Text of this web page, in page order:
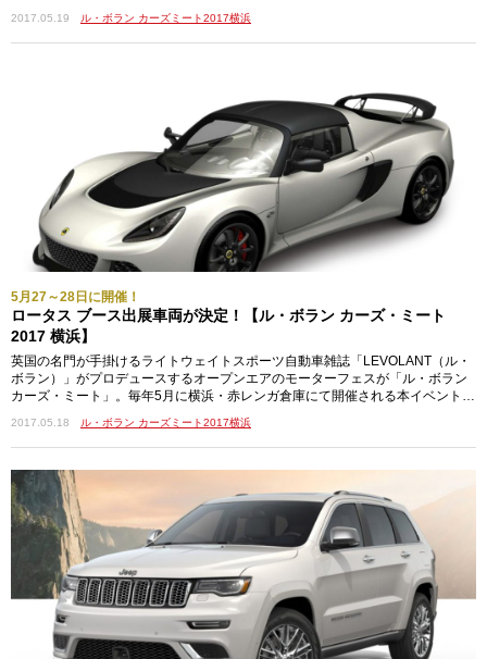
2017.05.19 ル・ボラン カーズミート2017横浜
5月27～28日に開催！
ロータス ブース出展車両が決定！【ル・ボラン カーズ・ミート
2017 横浜】
英国の名門が手掛けるライトウェイトスポーツ自動車雑誌「LEVOLANT（ル・
ボラン）」がプロデュースするオープンエアのモーターフェスが「ル・ボラン
カーズ・ミート」。毎年5月に横浜・赤レンガ倉庫にて開催される本イベント、
2017.05.18 ル・ボラン カーズミート2017横浜